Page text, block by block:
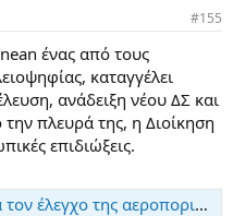
#155
ένας από τους
καταγγέλει
ανάδειξη νέου ΔΣ και
πλευρά της, η Διοίκηση
επιδιώξεις.
της αεροπορικής Air Mediterranean